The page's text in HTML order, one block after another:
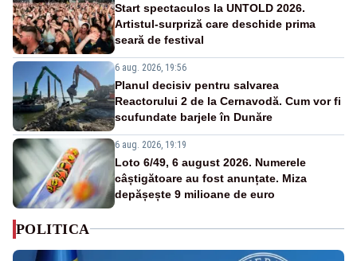
Start spectaculos la UNTOLD 2026.
Artistul-surpriză care deschide prima
seară de festival
6 aug. 2026, 19:56
Planul decisiv pentru salvarea
Reactorului 2 de la Cernavodă. Cum vor fi
scufundate barjele în Dunăre
6 aug. 2026, 19:19
Loto 6/49, 6 august 2026. Numerele
câștigătoare au fost anunțate. Miza
depășește 9 milioane de euro
POLITICA